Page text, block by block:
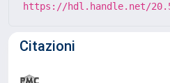
https://hdl.handle.net/
Citazioni